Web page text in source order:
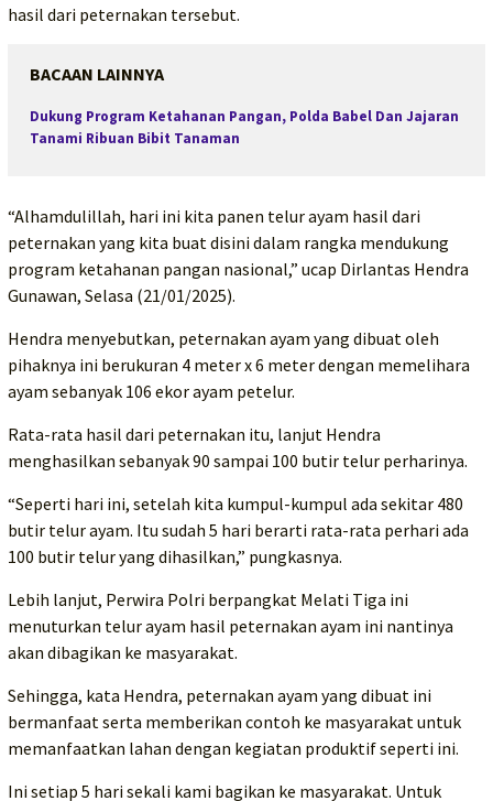
hasil dari peternakan tersebut.
BACAAN LAINNYA
Dukung Program Ketahanan Pangan, Polda Babel Dan Jajaran
Tanami Ribuan Bibit Tanaman
“Alhamdulillah, hari ini kita panen telur ayam hasil dari
peternakan yang kita buat disini dalam rangka mendukung
program ketahanan pangan nasional,” ucap Dirlantas Hendra
Gunawan, Selasa (21/01/2025).
Hendra menyebutkan, peternakan ayam yang dibuat oleh
pihaknya ini berukuran 4 meter x 6 meter dengan memelihara
ayam sebanyak 106 ekor ayam petelur.
Rata-rata hasil dari peternakan itu, lanjut Hendra
menghasilkan sebanyak 90 sampai 100 butir telur perharinya.
“Seperti hari ini, setelah kita kumpul-kumpul ada sekitar 480
butir telur ayam. Itu sudah 5 hari berarti rata-rata perhari ada
100 butir telur yang dihasilkan,” pungkasnya.
Lebih lanjut, Perwira Polri berpangkat Melati Tiga ini
menuturkan telur ayam hasil peternakan ayam ini nantinya
akan dibagikan ke masyarakat.
Sehingga, kata Hendra, peternakan ayam yang dibuat ini
bermanfaat serta memberikan contoh ke masyarakat untuk
memanfaatkan lahan dengan kegiatan produktif seperti ini.
Ini setiap 5 hari sekali kami bagikan ke masyarakat. Untuk